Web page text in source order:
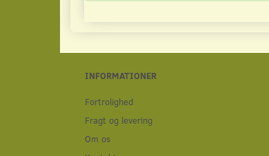
INFORMATIONER
Fortrolighed
Fragt og levering
Om os